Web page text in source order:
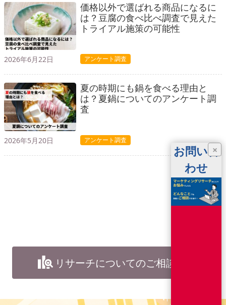
価格以外で選ばれる商品になるに
は？豆腐の食べ比べ調査で見えた
トライアル施策の可能性
2026年6月22日 アンケート調査
夏の時期にも鍋を食べる理由と
は？夏鍋についてのアンケート調
査
2026年5月20日 アンケート調査
リサーチについてのご相談
×
お問い合
わせ